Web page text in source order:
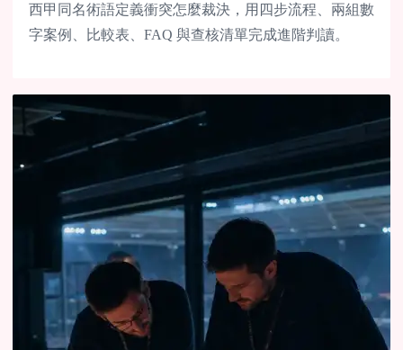
西甲同名術語定義衝突怎麼裁決，用四步流程、兩組數
字案例、比較表、FAQ 與查核清單完成進階判讀。